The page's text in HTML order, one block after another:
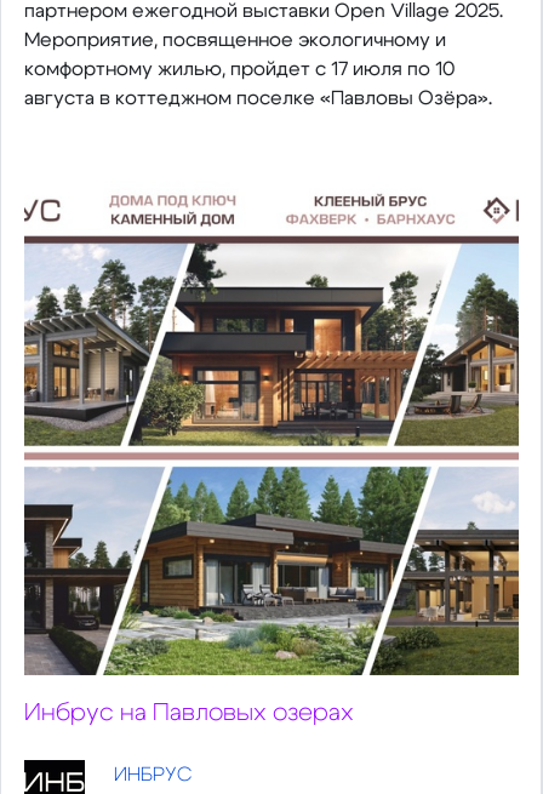
партнером ежегодной выставки Open Village 2025.
Мероприятие, посвященное экологичному и
комфортному жилью, пройдет с 17 июля по 10
августа в коттеджном поселке «Павловы Озёра».
Инбрус на Павловых озерах
ИНБРУС